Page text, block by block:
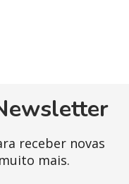
receber novas
mais.